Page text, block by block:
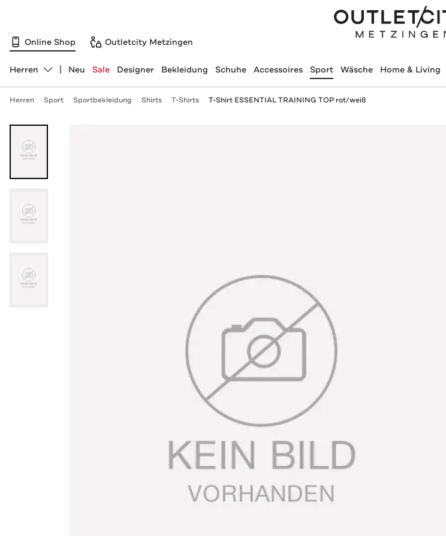
Online Shop Outletcity Metzingen
Abteilung ändern, ausgewählt:
Herren Neu Sale Designer Bekleidung Schuhe Accessoires Sport Wäsche Home & Living
Herren Sport Sportbekleidung Shirts T-Shirts T-Shirt ESSENTIAL TRAINING TOP rot/weiß